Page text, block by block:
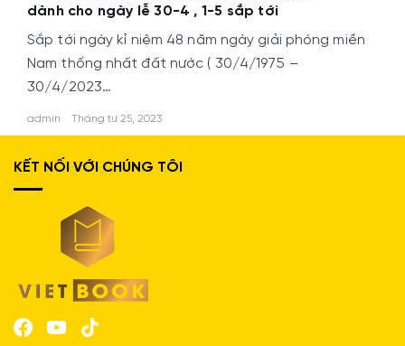
dành cho ngày lễ 30-4 , 1-5 sắp tới
Sắp tới ngày kỉ niệm 48 năm ngày giải phóng miền
Nam thống nhất đất nước ( 30/4/1975 –
30/4/2023…
admin Tháng tư 25, 2023
KẾT NỐI VỚI CHÚNG TÔI